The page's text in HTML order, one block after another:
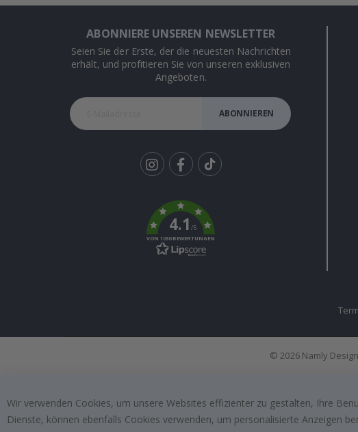
ABONNIERE UNSEREN NEWSLETTER
Seien Sie der Erste, der die neuesten Nachrichten
erhält, und profitieren Sie von unseren exklusiven
Angeboten.
ABONNIEREN
k
4.1/5
VON 1030 BEWERTUNGEN
© 2026 Namly
Wir verwenden Cookies, um unsere Websites effizienter zu gestalten, Ihre
Dienste, können ebenfalls Cookies verwenden, um personalisierte Anzeigen